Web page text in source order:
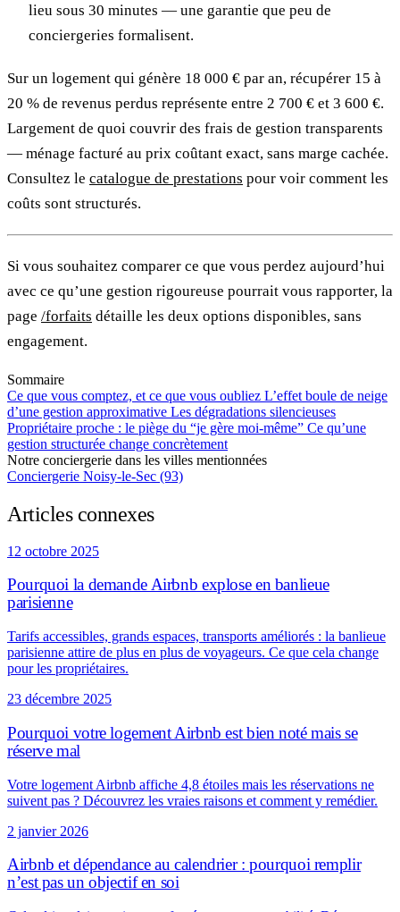
lieu sous 30 minutes — une garantie que peu de
conciergeries formalisent.
Sur un logement qui génère 18 000 € par an, récupérer 15 à
20 % de revenus perdus représente entre 2 700 € et 3 600 €.
Largement de quoi couvrir des frais de gestion transparents
— ménage facturé au prix coûtant exact, sans marge cachée.
Consultez le catalogue de prestations pour voir comment les
coûts sont structurés.
Si vous souhaitez comparer ce que vous perdez aujourd’hui
avec ce qu’une gestion rigoureuse pourrait vous rapporter, la
page /forfaits détaille les deux options disponibles, sans
engagement.
Sommaire
Ce que vous comptez, et ce que vous oubliez L’effet boule de neige
d’une gestion approximative Les dégradations silencieuses
Propriétaire proche : le piège du “je gère moi-même” Ce qu’une
gestion structurée change concrètement
Notre conciergerie dans les villes mentionnées
Conciergerie Noisy-le-Sec (93)
Articles connexes
12 octobre 2025
Pourquoi la demande Airbnb explose en banlieue
parisienne
Tarifs accessibles, grands espaces, transports améliorés : la banlieue
parisienne attire de plus en plus de voyageurs. Ce que cela change
pour les propriétaires.
23 décembre 2025
Pourquoi votre logement Airbnb est bien noté mais se
réserve mal
Votre logement Airbnb affiche 4,8 étoiles mais les réservations ne
suivent pas ? Découvrez les vraies raisons et comment y remédier.
2 janvier 2026
Airbnb et dépendance au calendrier : pourquoi remplir
n’est pas un objectif en soi